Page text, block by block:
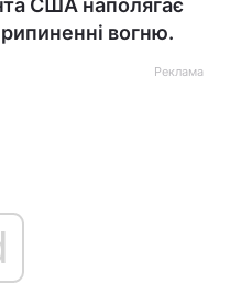
США наполягає
вогню.
Реклама